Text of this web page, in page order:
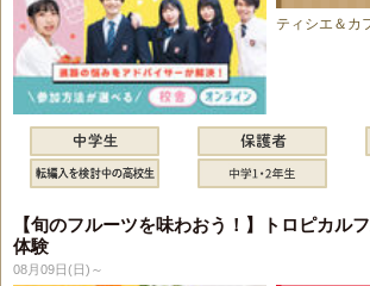
ティシエ＆カ
【旬のフルーツを味わおう！】トロピカル
体験
08月09日(日)～